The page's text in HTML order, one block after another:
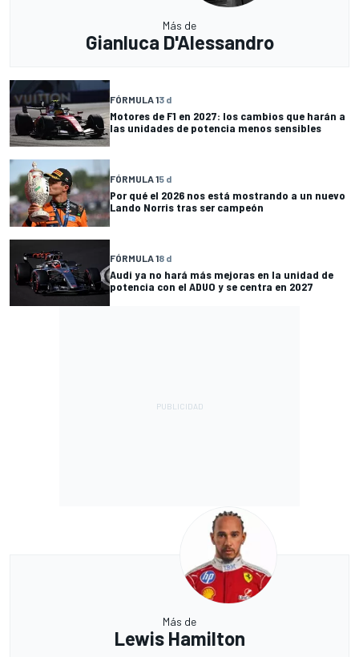
Más de
Gianluca D'Alessandro
FÓRMULA 13 d
Motores de F1 en 2027: los cambios que harán a
las unidades de potencia menos sensibles
FÓRMULA 15 d
Por qué el 2026 nos está mostrando a un nuevo
Lando Norris tras ser campeón
FÓRMULA 18 d
Audi ya no hará más mejoras en la unidad de
potencia con el ADUO y se centra en 2027
Más de
Lewis Hamilton